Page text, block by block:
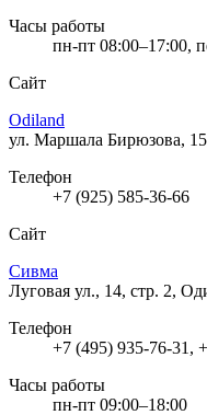
Часы работы
пн-пт 08:00–17:00,
Сайт
Odiland
ул. Маршала Бирюзова,
Телефон
+7 (925) 585-36-66
Сайт
Сивма
Луговая ул., 14, стр. 2,
Телефон
+7 (495) 935-76-31,
Часы работы
пн-пт 09:00–18:00